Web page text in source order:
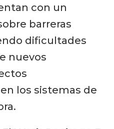
con un
barreras
dificultades
nuevos
los sistemas de